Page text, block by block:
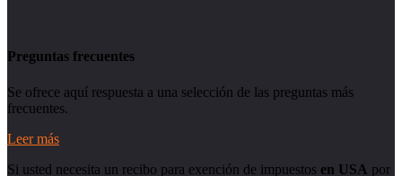
Preguntas frecuentes
Se ofrece aquí respuesta a una selección de las preguntas más
frecuentes.
Leer más
Si usted necesita un recibo para exención de impuestos en USA por